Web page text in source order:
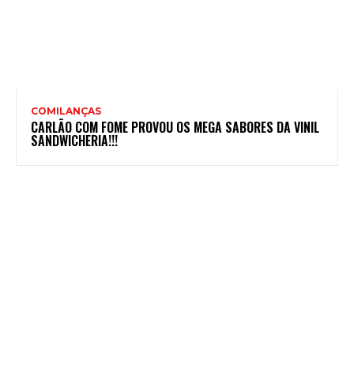
COMILANÇAS
CARLÃO COM FOME PROVOU OS MEGA SABORES DA VINIL
SANDWICHERIA!!!